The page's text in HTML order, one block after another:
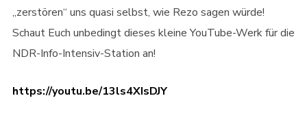
„zerstören“ uns quasi selbst, wie Rezo sagen würde!
Schaut Euch unbedingt dieses kleine YouTube-Werk für die
NDR-Info-Intensiv-Station an!
https://youtu.be/13ls4XIsDJY